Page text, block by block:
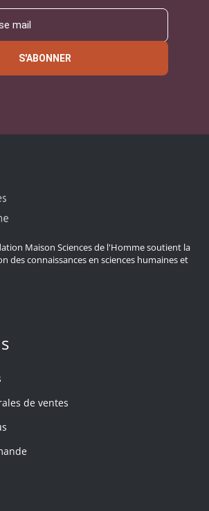
S'ABONNER
Maison Sciences de l'Homme soutient la
des connaissances en sciences humaines et
de ventes